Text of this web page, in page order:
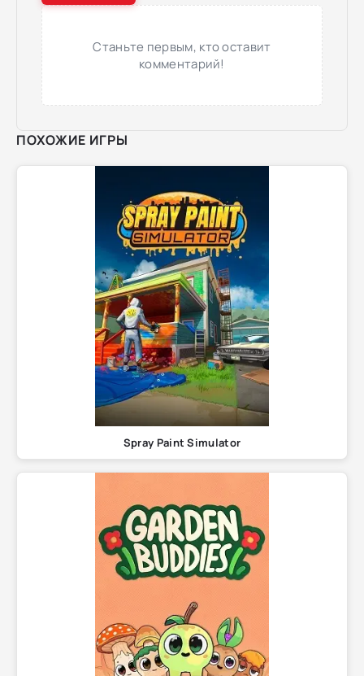
Станьте первым, кто оставит
комментарий!
ПОХОЖИЕ ИГРЫ
Spray Paint Simulator